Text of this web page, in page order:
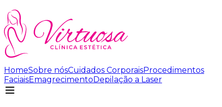
HomeSobre nósCuidados CorporaisProcedimentos
FaciaisEmagrecimentoDepilação a Laser